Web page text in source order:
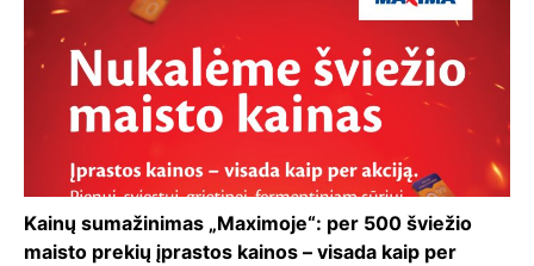
Kainų sumažinimas „Maximoje“: per 500 šviežio
maisto prekių įprastos kainos – visada kaip per